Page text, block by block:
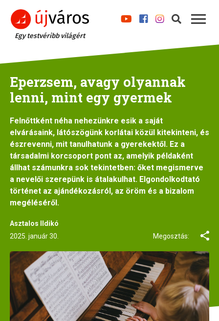
Egy testvéribb világért
Eperzsem, avagy olyannak
lenni, mint egy gyermek
Felnőttként néha nehezünkre esik a saját
elvárásaink, látószögünk korlátai közül kitekinteni, és
észrevenni, mit tanulhatunk a gyerekektől. Ez a
társadalmi korcsoport pont az, amelyik példaként
állhat számunkra sok tekintetben: őket megismerve
a nevelői szerepünk is átalakulhat. Elgondolkodtató
történet az ajándékozásról, az öröm és a bizalom
megéléséről.
Asztalos Ildikó
2025. január 30.
Megosztás: